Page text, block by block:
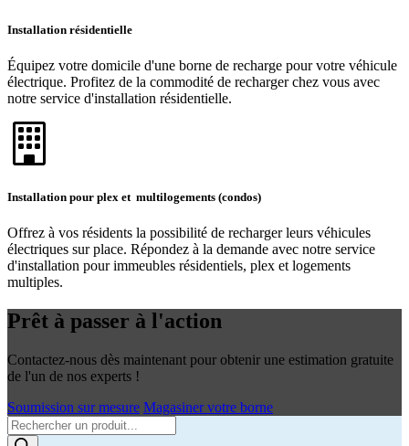
Installation résidentielle
Équipez votre domicile d'une borne de recharge pour votre véhicule
électrique. Profitez de la commodité de recharger chez vous avec
notre service d'installation résidentielle.
Installation pour plex et multilogements (condos)
Offrez à vos résidents la possibilité de recharger leurs véhicules
électriques sur place. Répondez à la demande avec notre service
d'installation pour immeubles résidentiels, plex et logements
multiples.
Prêt à passer à l'action
Contactez-nous dès maintenant pour obtenir une estimation gratuite
de l'un de nos experts !
Soumission sur mesure Magasiner votre borne
Products
search